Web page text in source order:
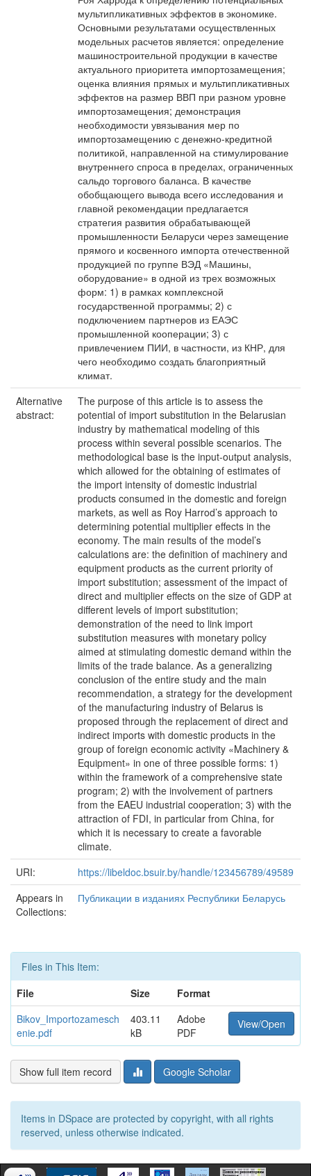
мультипликативных эффектов в экономике.
Основными результатами осуществленных
модельных расчетов является: определение
машиностроительной продукции в качестве
актуального приоритета импортозамещения;
оценка влияния прямых и мультипликативных
эффектов на размер ВВП при разном уровне
импортозамещения; демонстрация
необходимости увязывания мер по
импортозамещению с денежно-кредитной
политикой, направленной на стимулирование
внутреннего спроса в пределах, ограниченных
сальдо торгового баланса. В качестве
обобщающего вывода всего исследования и
главной рекомендации предлагается
стратегия развития обрабатывающей
промышленности Беларуси через замещение
прямого и косвенного импорта отечественной
продукцией по группе ВЭД «Машины,
оборудование» в одной из трех возможных
форм: 1) в рамках комплексной
государственной программы; 2) с
подключением партнеров из ЕАЭС
промышленной кооперации; 3) с
привлечением ПИИ, в частности, из КНР, для
чего необходимо создать благоприятный
климат.
Alternative
abstract:
The purpose of this article is to assess the
potential of import substitution in the Belarusian
industry by mathematical modeling of this
process within several possible scenarios. The
methodological base is the input-output analysis,
which allowed for the obtaining of estimates of
the import intensity of domestic industrial
products consumed in the domestic and foreign
markets, as well as Roy Harrod’s approach to
determining potential multiplier effects in the
economy. The main results of the model’s
calculations are: the definition of machinery and
equipment products as the current priority of
import substitution; assessment of the impact of
direct and multiplier effects on the size of GDP at
different levels of import substitution;
demonstration of the need to link import
substitution measures with monetary policy
aimed at stimulating domestic demand within the
limits of the trade balance. As a generalizing
conclusion of the entire study and the main
recommendation, a strategy for the development
of the manufacturing industry of Belarus is
proposed through the replacement of direct and
indirect imports with domestic products in the
group of foreign economic activity «Machinery &
Equipment» in one of three possible forms: 1)
within the framework of a comprehensive state
program; 2) with the involvement of partners
from the EAEU industrial cooperation; 3) with the
attraction of FDI, in particular from China, for
which it is necessary to create a favorable
climate.
URI:
https://libeldoc.bsuir.by/handle/123456789/49589
Appears in
Collections:
Публикации в изданиях Республики Беларусь
Files in This Item:
File
Size
Format
Bikov_Importozamesch
enie.pdf
403.11
kB
Adobe
PDF
View/Open
Show full item record Google Scholar
Items in DSpace are protected by copyright, with all rights
reserved, unless otherwise indicated.